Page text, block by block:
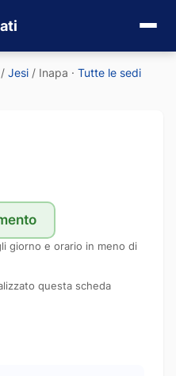
/ Jesi / Inapa · Tutte le sedi
giorno e orario in meno di
questa scheda